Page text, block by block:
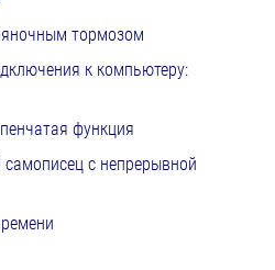
тормозом
к компьютеру:
функция
с непрерывной